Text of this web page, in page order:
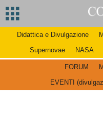
Didattica e Divulgazione
Supernovae
NASA
FORUM
EVENTI